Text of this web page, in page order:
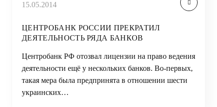
15.05.2014
ЦЕНТРОБАНК РОССИИ ПРЕКРАТИЛ
ДЕЯТЕЛЬНОСТЬ РЯДА БАНКОВ
Центробанк РФ отозвал лицензии на право ведения
деятельности ещё у нескольких банков. Во-первых,
такая мера была предпринята в отношении шести
украинских…